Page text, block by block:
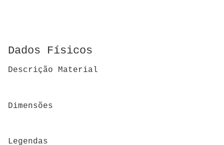
Dados Físicos
Descrição Material
Dimensões
Legendas